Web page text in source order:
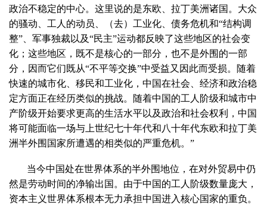
政治不稳定的中心。这里说的是东欧、拉丁美洲诸国。大众
的骚动、工人的动员、（去）工业化、债务危机和“结构调
整”、军事独裁以及“民主”运动都反映了这些地区的社会变
化；这些地区，既不是核心的一部分，也不是外围的一部
分，因而它们既从“不平等交换”中受益又因此而受损。随着
快速的城市化、移民和工业化，中国在社会、经济和政治稳
定方面正在经历类似的挑战。随着中国的工人阶级和城市中
产阶级开始要求更高的生活水平以及政治和社会权利，中国
将可能面临一场与上世纪七十年代和八十年代东欧和拉丁美
洲半外围国家所遭遇的相类似的严重危机。”
当今中国处在世界体系的半外围地位，在对外贸易中仍
然是劳动时间的净输出国。由于中国的工人阶级数量庞大，
资本主义世界体系根本无力承担中国进入核心国家的重负。